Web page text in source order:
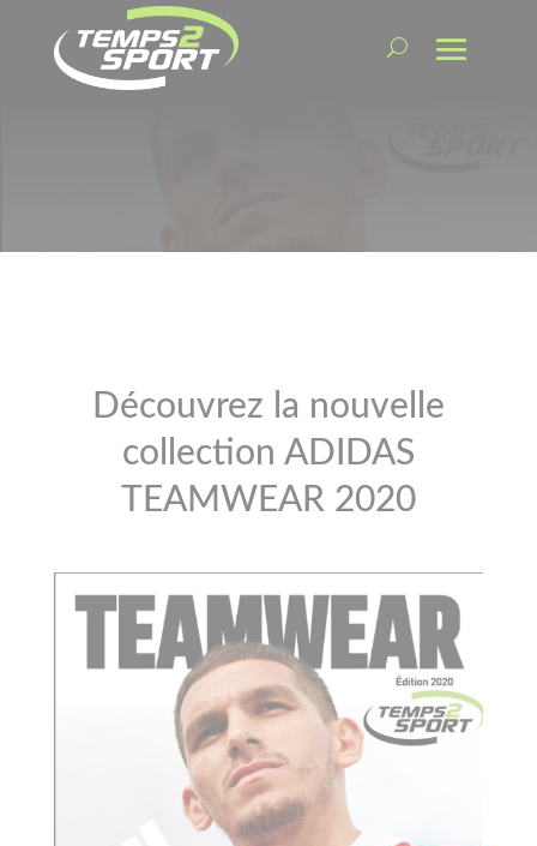
Découvrez la nouvelle
collection ADIDAS
TEAMWEAR 2020